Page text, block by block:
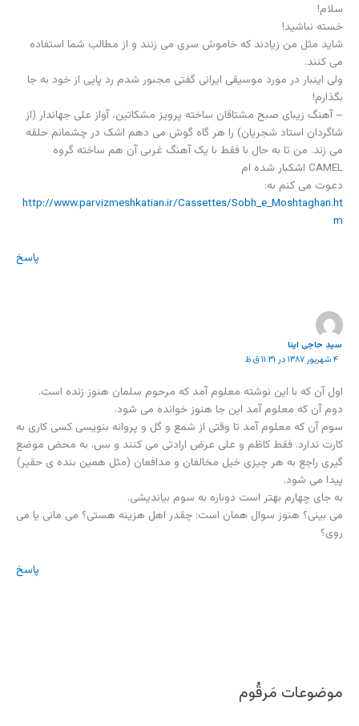
سلام!
خسته نباشید!
شاید مثل من زیادند که خاموش سری می زنند و از مطالب شما استفاده
می کنند.
ولی اینبار در مورد موسیقی ایرانی گفتی مجبور شدم رد پایی از خود به جا
بگذارم!
– آهنگ زیبای صبح مشتاقان ساخته پرویز مشکاتین، آواز علی جهاندار (از
شاگردان استاد شجریان) را هر گاه گوش می دهم اشک در چشمانم حلقه
می زند. من تا به حال با فقط با یک آهنگ غربی آن هم ساخته گروه
CAMEL اشکبار شده ام
دعوت می کنم به:
http://www.parvizmeshkatian.ir/Cassettes/Sobh_e_Moshtaghan.ht
m
پاسخ
سیدِ حاجی اینا
۴ شهریور ۱۳۸۷ در ۱۱:۳۱ ق.ظ
اول آن که با این نوشته معلوم آمد که مرحوم سلمان هنوز زنده است.
دوم آن که معلوم آمد این جا هنوز خوانده می شود.
سوم آن که معلوم آمد تا وقتی از شمع و گل و پروانه بنویسی کسی کاری به
کارت ندارد. فقط کاظم و علی عرض ارادتی می کنند و بس. به محض موضع
گیری راجع به هر چیزی خیل مخالفان و مدافعان (مثل همین بنده ی حقیر)
پیدا می شود.
به جای چهارم بهتر است دوباره به سوم بیاندیشی.
می بینی؟ هنوز سوال همان است: چقدر اهل هزینه هستی؟ می مانی یا می
روی؟
پاسخ
موضوعات مَرقُوم